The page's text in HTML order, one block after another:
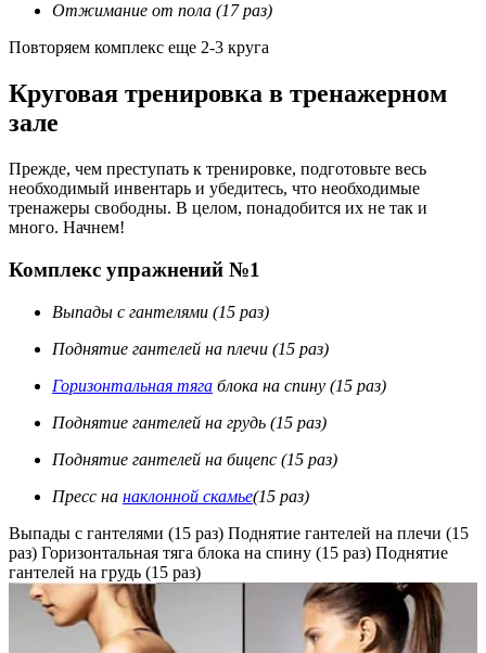
Отжимание от пола (17 раз)
Повторяем комплекс еще 2-3 круга
Круговая тренировка в тренажерном
зале
Прежде, чем преступать к тренировке, подготовьте весь
необходимый инвентарь и убедитесь, что необходимые
тренажеры свободны. В целом, понадобится их не так и
много. Начнем!
Комплекс упражнений №1
Выпады с гантелями (15 раз)
Поднятие гантелей на плечи (15 раз)
Горизонтальная тяга блока на спину (15 раз)
Поднятие гантелей на грудь (15 раз)
Поднятие гантелей на бицепс (15 раз)
Пресс на наклонной скамье(15 раз)
Выпады с гантелями (15 раз) Поднятие гантелей на плечи (15
раз) Горизонтальная тяга блока на спину (15 раз) Поднятие
гантелей на грудь (15 раз)